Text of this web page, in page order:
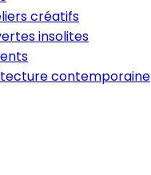
créatifs
insolites
contemporaine